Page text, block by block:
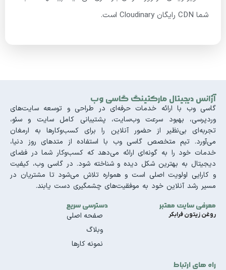
شما CDN رایگان Cloudinary است.
آژانس دیجیتال مارکتینگ گاسی وب
گاسی وب با ارائه خدمات حرفه‌ای در طراحی و توسعه سایت‌های
وردپرسی، بهبود سرعت وب‌سایت، پشتیبانی کامل سایت و سئو،
تجربه‌ای بی‌نظیر از حضور آنلاین را برای کسب‌وکارها به ارمغان
می‌آورد. تیم متخصص گاسی وب با استفاده از متدهای روز دنیا،
خدمات خود را به گونه‌ای ارائه می‌دهد که کسب‌وکار شما در فضای
دیجیتال به بهترین شکل دیده و شناخته شود. در گاسی وب، کیفیت
و کارایی اولویت اصلی است و همواره تلاش می‌شود تا مشتریان در
مسیر رشد آنلاین خود به موفقیت‌های چشمگیری دست یابند.
معرفی سایت معتبر
روغن زیتون فرابکر
دسترسی سریع
صفحه اصلی
وبلاگ
نمونه کارها
راه های ارتباط